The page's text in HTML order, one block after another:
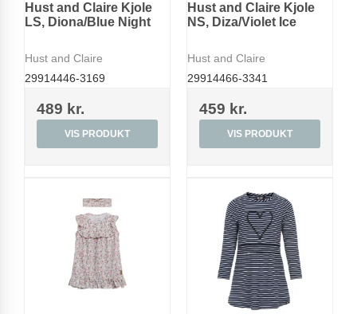
Hust and Claire Kjole
LS, Diona/Blue Night
Hust and Claire
29914446-3169
489 kr.
VIS PRODUKT
Hust and Claire Kjole
NS, Diza/Violet Ice
Hust and Claire
29914466-3341
459 kr.
VIS PRODUKT